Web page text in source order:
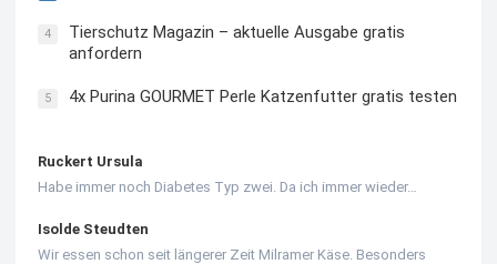
4
Tierschutz Magazin – aktuelle Ausgabe gratis
anfordern
5 4x Purina GOURMET Perle Katzenfutter gratis testen
Ruckert Ursula
Habe immer noch Diabetes Typ zwei. Da ich immer wieder…
Isolde Steudten
Wir essen schon seit längerer Zeit Milramer Käse. Besonders